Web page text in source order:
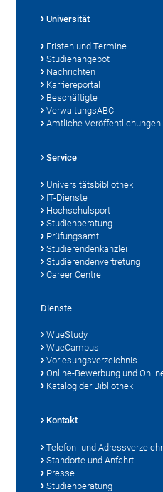
Universität
Fristen und Termine
Studienangebot
Nachrichten
Karriereportal
Beschäftigte
VerwaltungsABC
Amtliche Veröffentlichungen
Service
Universitätsbibliothek
IT-Dienste
Hochschulsport
Studienberatung
Prüfungsamt
Studierendenkanzlei
Studierendenvertretung
Career Centre
Dienste
WueStudy
WueCampus
Vorlesungsverzeichnis
Online-Bewerbung und
Katalog der Bibliothek
Kontakt
Telefon- und
Standorte und Anfahrt
Presse
Studienberatung